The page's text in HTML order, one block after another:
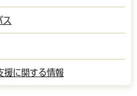
ス
援に関する情報